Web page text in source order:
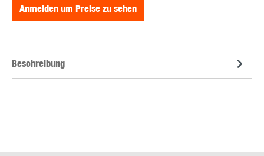
Anmelden um Preise zu sehen
Beschreibung